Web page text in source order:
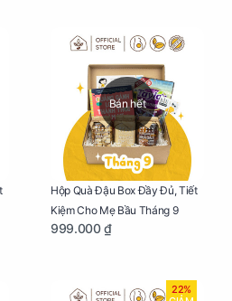
Bán hết
Hộp Quà Đậu Box Đầy Đủ, Tiết
Kiệm Cho Mẹ Bầu Tháng 9
999.000 ₫
22%